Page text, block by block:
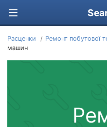
Расценки Ремонт побутової
машин